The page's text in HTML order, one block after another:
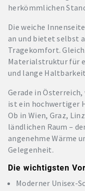
herkömmlichen
Die weiche
an und bietet selbst
Tragekomfort.
Materialstruktur für
und lange
Gerade in
ist ein hochwertiger
Ob in Wien, Graz,
ländlichen Raum –
angenehme Wärme
Gelegenheit.
Die wichtigsten
Moderner Unisex-